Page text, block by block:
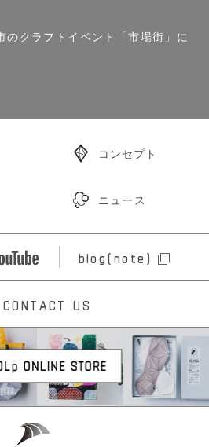
クラフトイベント「市場街」に
コンセプト
ニュース
blog(note)
CONTACT US